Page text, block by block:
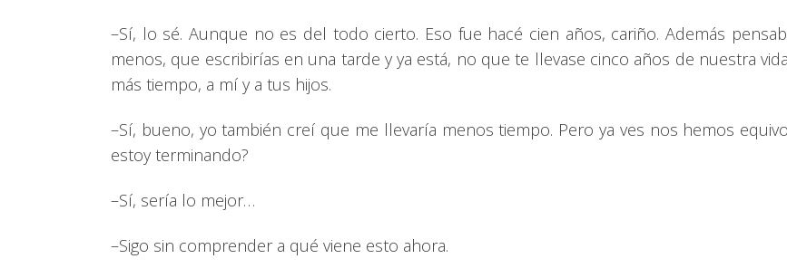
–Sí, lo sé. Aunque no es del todo cierto. Eso fue hacé cien años, cariño. Además
menos, que escribirías en una tarde y ya está, no que te llevase cinco años de nuestra
más tiempo, a mí y a tus hijos.
–Sí, bueno, yo también creí que me llevaría menos tiempo. Pero ya ves nos hemos
estoy terminando?
–Sí, sería lo mejor…
–Sigo sin comprender a qué viene esto ahora.